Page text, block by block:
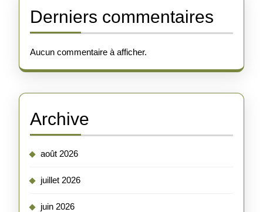
Derniers commentaires
Aucun commentaire à afficher.
Archive
août 2026
juillet 2026
juin 2026